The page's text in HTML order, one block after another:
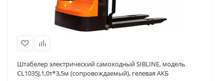
Штабелер электрический самоходный SIBLINE, модель
CL1035J,1,0т*3,5м (сопровождаемый), гелевая АКБ